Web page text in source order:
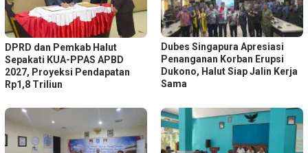
DPRD dan Pemkab Halut
Sepakati KUA-PPAS APBD
2027, Proyeksi Pendapatan
Rp1,8 Triliun
Dubes Singapura Apresiasi
Penanganan Korban Erupsi
Dukono, Halut Siap Jalin Kerja
Sama